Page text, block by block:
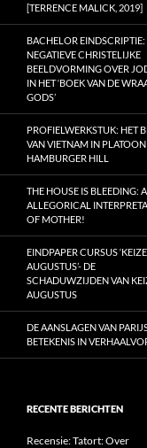
[TERRENCE MALICK, 2019]
BACHELOR EINDSCRIPTIE:
NEGATIEVE CHRISTELIJKE
BEELDVORMING OVER
IN HET ‘BOEK VAN DE
GODS’
PROFIELWERKSTUK: HET
VAN VIETNAM IN PLATOON
HAMBURGER HILL
THE HOUSE IS BLEEDING:
ALLEGORICAL
OF MOTHER!
EINDPAPER CURSUS
AUGUSTUS’- DE
SCHADUWZIJDEN VAN
AUGUSTUS
DE AANSLAGEN VAN
BETEKENIS IN
RECENTE BERICHTEN
Recensie: Tatort: Over